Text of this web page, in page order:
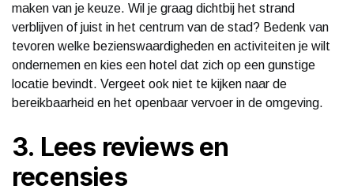
maken van je keuze. Wil je graag dichtbij het strand
verblijven of juist in het centrum van de stad? Bedenk van
tevoren welke bezienswaardigheden en activiteiten je wilt
ondernemen en kies een hotel dat zich op een gunstige
locatie bevindt. Vergeet ook niet te kijken naar de
bereikbaarheid en het openbaar vervoer in de omgeving.
3. Lees reviews en
recensies